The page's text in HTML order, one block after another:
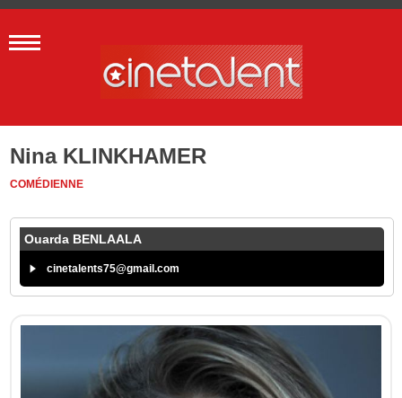
Nina KLINKHAMER
COMÉDIENNE
Ouarda BENLAALA
cinetalents75@gmail.com